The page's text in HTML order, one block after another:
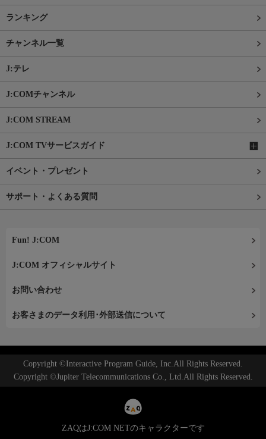
ランキング
チャンネル一覧
J:テレ
J:COMチャンネル
J:COM STREAM
J:COM TVサービスガイド
イベント・プレゼント
サポート・よくある質問
Fun! J:COM
J:COM オフィシャルサイト
お問い合わせ
お客さまのデータ利用･外部送信について
Copyright ©Interactive Program Guide, Inc.All Rights Reserved.
Copyright ©Jupiter Telecommunications Co., Ltd.All Rights Reserved.
ZAQはJ:COM NETのキャラクターです